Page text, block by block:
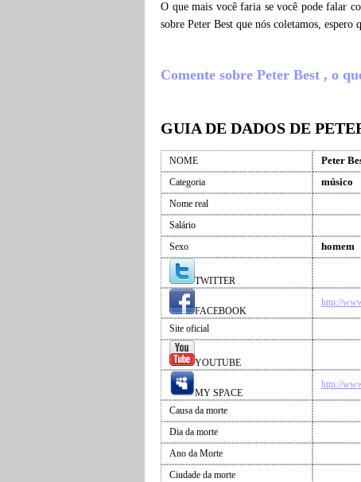
O que mais você faria se você pode falar
sobre Peter Best que nós coletamos, espero
Comente sobre Peter Best , o
GUIA DE DADOS DE
NOME Peter
Categoria músico
Nome real
Salário
Sexo
homem
TWITTER
FACEBOOK
http://
Site oficial
YOUTUBE
MY SPACE
http://
Causa da morte
Dia da morte
Ano da Morte
Ciudade da morte